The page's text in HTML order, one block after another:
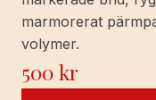
marmorerat
volymer.
500kr